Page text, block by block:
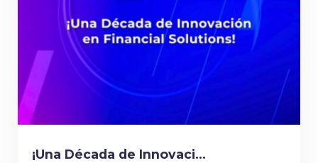
¡Una Década de Innovaci...